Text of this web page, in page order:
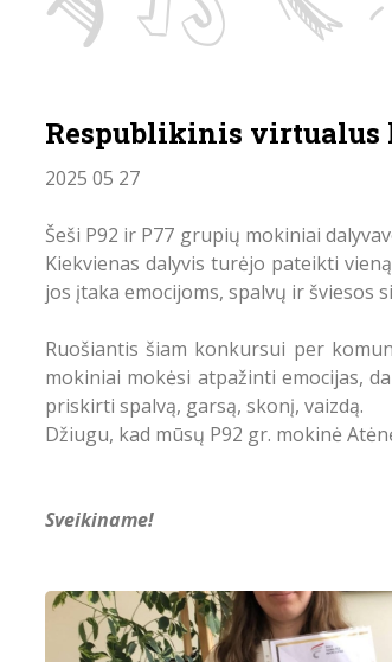
Respublikinis virtualus
2025 05 27
Šeši P92 ir P77 grupių mokiniai
Kiekvienas dalyvis turėjo pateikti
jos įtaka emocijoms, spalvų ir šviesos
Ruošiantis šiam konkursui per
mokiniai mokėsi atpažinti emocijas,
priskirti spalvą, garsą, skonį, vaizdą.
Džiugu, kad mūsų P92 gr. mokinė
Sveikiname!